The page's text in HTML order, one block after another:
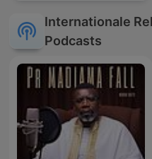
Internationale
Podcasts